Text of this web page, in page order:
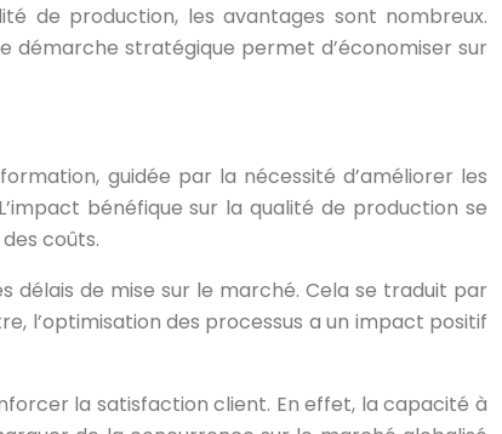
de production, les avantages sont nombreux.
démarche stratégique permet d’économiser sur
guidée par la nécessité d’améliorer les
bénéfique sur la qualité de production se
coûts.
délais de mise sur le marché. Cela se traduit par
l’optimisation des processus a un impact positif
la satisfaction client. En effet, la capacité à